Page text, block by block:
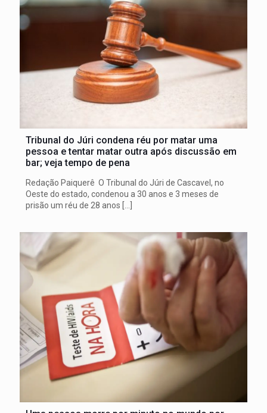
Tribunal do Júri condena réu por matar uma
pessoa e tentar matar outra após discussão em
bar; veja tempo de pena
Redação Paiquerê O Tribunal do Júri de Cascavel, no
Oeste do estado, condenou a 30 anos e 3 meses de
prisão um réu de 28 anos […]